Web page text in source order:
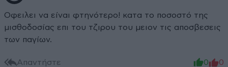
Οφειλει να είναι φτηνότερο! κατα το ποσοστό της
μισθοδοσίας επι του τζιρου του μειον τις αποσβεσεις
των παγίων.
Απαντήστε 0 0